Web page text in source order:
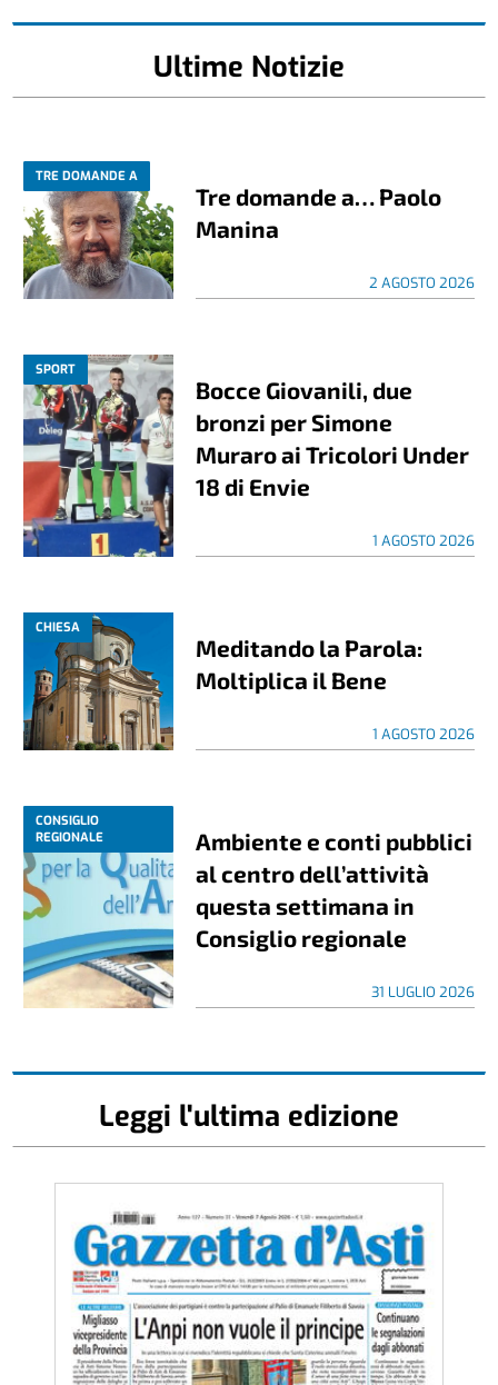
Ultime Notizie
TRE DOMANDE A
Tre domande a… Paolo
Manina
2 AGOSTO 2026
SPORT
Bocce Giovanili, due
bronzi per Simone
Muraro ai Tricolori Under
18 di Envie
1 AGOSTO 2026
CHIESA
Meditando la Parola:
Moltiplica il Bene
1 AGOSTO 2026
CONSIGLIO
REGIONALE
Ambiente e conti pubblici
al centro dell’attività
questa settimana in
Consiglio regionale
31 LUGLIO 2026
Leggi l'ultima edizione